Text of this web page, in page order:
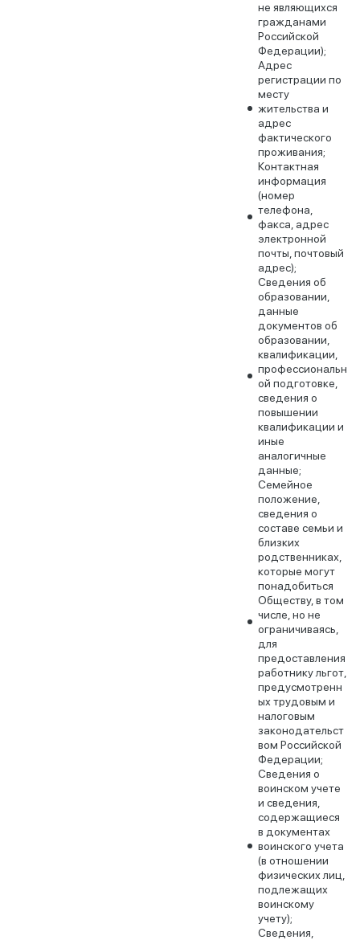
не являющихся
гражданами
Российской
Федерации);
Адрес
регистрации по
месту
жительства и
адрес
фактического
проживания;
Контактная
информация
(номер
телефона,
факса, адрес
электронной
почты, почтовый
адрес);
Сведения об
образовании,
данные
документов об
образовании,
квалификации,
профессиональн
ой подготовке,
сведения о
повышении
квалификации и
иные
аналогичные
данные;
Семейное
положение,
сведения о
составе семьи и
близких
родственниках,
которые могут
понадобиться
Обществу, в том
числе, но не
ограничиваясь,
для
предоставления
работнику льгот,
предусмотренн
ых трудовым и
налоговым
законодательст
вом Российской
Федерации;
Сведения о
воинском учете
и сведения,
содержащиеся
в документах
воинского учета
(в отношении
физических лиц,
подлежащих
воинскому
учету);
Сведения,